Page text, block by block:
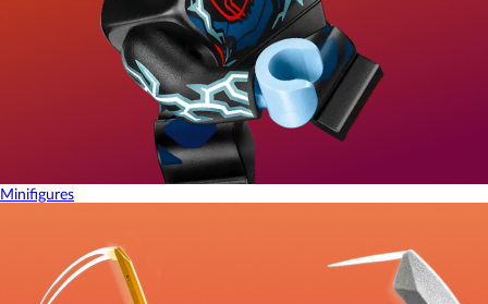
Minifigures